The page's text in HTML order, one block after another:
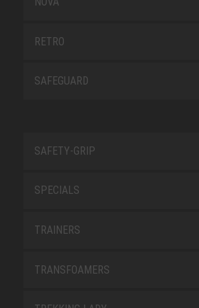
RETRO
SAFEGUARD
SAFETY-GRIP
SPECIALS
TRAINERS
TRANSFOAMERS